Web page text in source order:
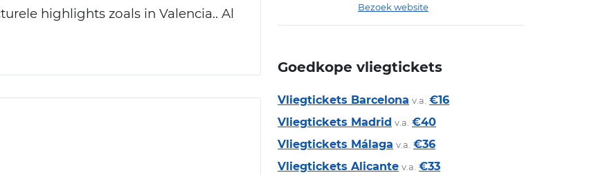
highlights zoals in Valencia.. Al
Bezoek website
Goedkope vliegtickets
Vliegtickets Barcelona v.a. €16
Vliegtickets Madrid v.a. €40
Vliegtickets Málaga v.a. €36
Vliegtickets Alicante v.a. €33